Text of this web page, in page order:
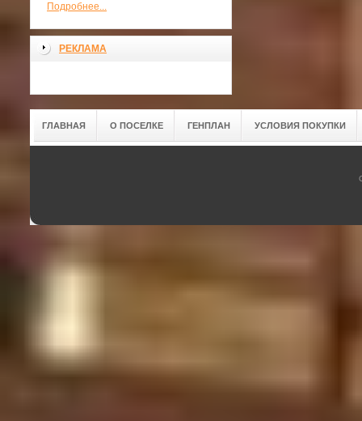
Подробнее...
РЕКЛАМА
ГЛАВНАЯ О ПОСЕЛКЕ ГЕНПЛАН УСЛОВИЯ ПОКУПКИ